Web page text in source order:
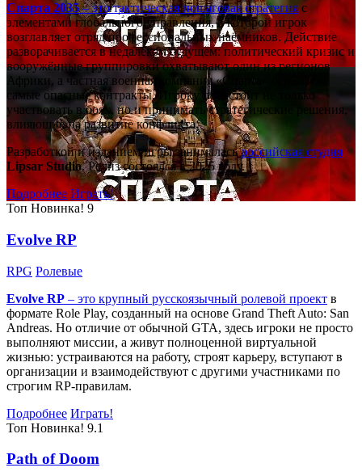
Спарта 2035– это тактическаяпошаговая стратегияс
элементами глобального управления, в которой игрок
возглавляет отряд профессиональных наёмников. Действие
разворачивается в недалёком будущем: политический кризис и
вооружённые группировки охватывают один из регионов
Африки, а частная военная компания «Спарта» берётся за
самые опасные контракты. Игроку предстоит не только
участвовать в боях, но и принимать стратегические решения,
влияющие на развитие конфликта.
Разработкой и изданием игры занималасьроссийская студия
Lipsar Studio. Релиз состоялся в 2025 году.
Подробнее Играть!
Топ Новинка! 9
Evolve RP
RPG Ролевые
Evolve RP – это крупный русскоязычный ролевой проект в
формате Role Play, созданный на основе Grand Theft Auto: San
Andreas. Но отличие от обычной GTA, здесь игроки не просто
выполняют миссии, а живут полноценной виртуальной
жизнью: устраиваются на работу, строят карьеру, вступают в
организации и взаимодействуют с другими участниками по
строгим RP-правилам.
Подробнее Играть!
Топ Новинка! 9.1
Path of Doom